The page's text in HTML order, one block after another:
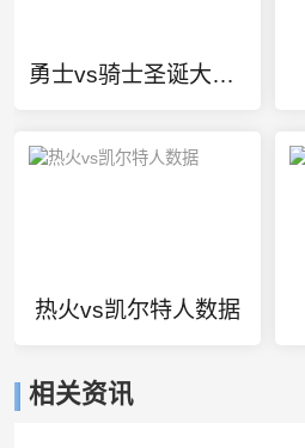
勇士vs骑士圣诞大战中文
热火vs凯尔特人数据
相关资讯